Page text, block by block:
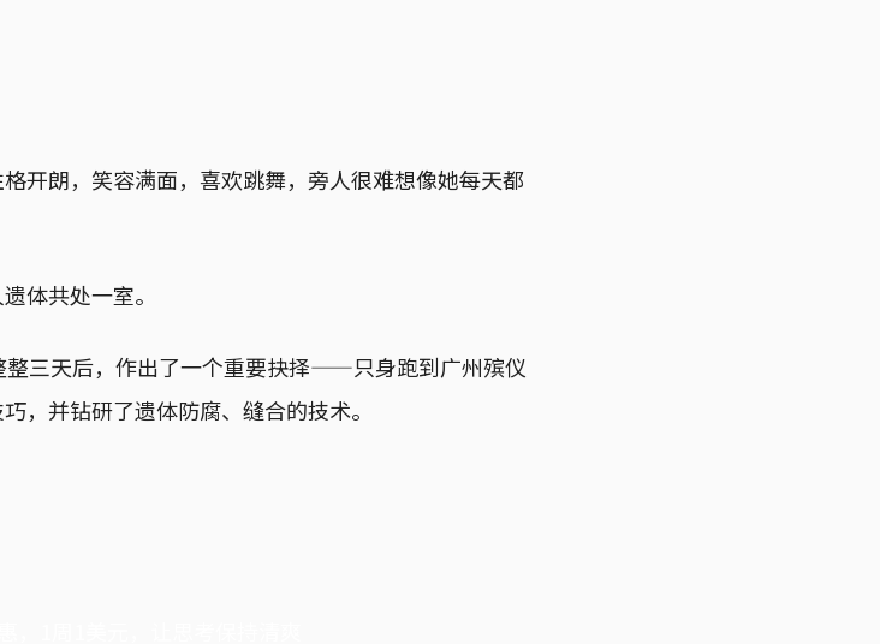
开朗，笑容满面，喜欢跳舞，旁人很难想像她每天都
体共处一室。
整三天后，作出了一个重要抉择——只身跑到广州殡仪
，并钻研了遗体防腐、缝合的技术。